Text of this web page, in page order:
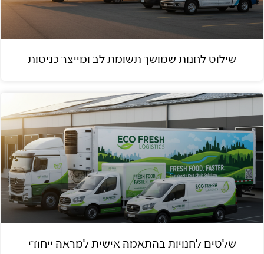
שילוט לחנות שמושך תשומת לב ומייצר כניסות
שלטים לחנויות בהתאמה אישית למראה ייחודי